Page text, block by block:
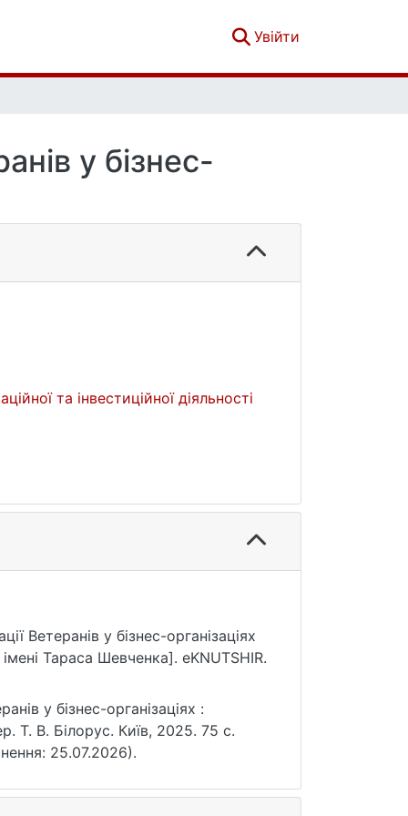
Увійти
у бізнес-
та інвестиційної діяльності
Ветеранів у бізнес-організаціях
Тараса Шевченка]. eKNUTSHIR.
у бізнес-організаціях :
Т. В. Білорус. Київ, 2025. 75 с.
25.07.2026).